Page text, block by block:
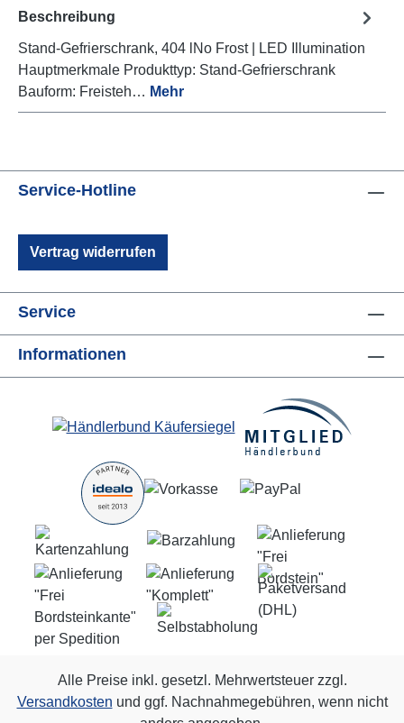
Beschreibung
Stand-Gefrierschrank, 404 lNo Frost | LED Illumination
Hauptmerkmale Produkttyp: Stand-Gefrierschrank
Bauform: Freisteh… Mehr
Service-Hotline
Vertrag widerrufen
Service
Informationen
Alle Preise inkl. gesetzl. Mehrwertsteuer zzgl.
Versandkosten und ggf. Nachnahmegebühren, wenn nicht